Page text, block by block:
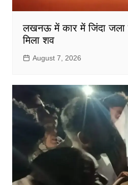
लखनऊ में कार में जिंदा
मिला शव
August 7, 2026